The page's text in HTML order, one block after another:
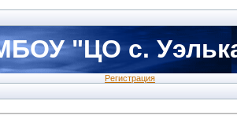
"ЦО с.
Регистрация